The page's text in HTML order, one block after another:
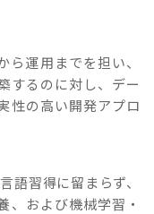
ら運用までを担い、
するのに対し、デー
性の高い開発アプロ
語習得に留まらず、
、および機械学習・